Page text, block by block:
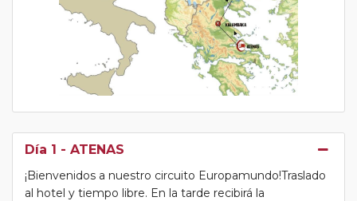
Día 1 - ATENAS
¡Bienvenidos a nuestro circuito Europamundo!Traslado
al hotel y tiempo libre. En la tarde recibirá la